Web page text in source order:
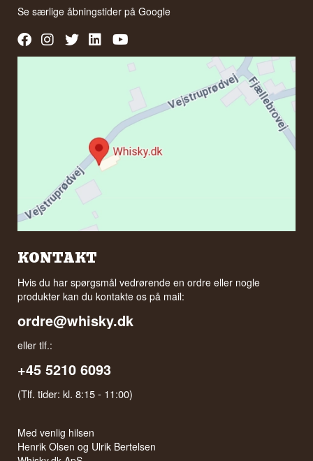
Se særlige åbningstider påGoogle
KONTAKT
Hvis du har spørgsmål vedrørende en ordre eller nogle
produkter kan du kontakte os på mail:
ordre@whisky.dk
eller tlf.:
+45 5210 6093
(Tlf. tider: kl. 8:15 - 11:00)
Med venlig hilsen
Henrik Olsen og Ulrik Bertelsen